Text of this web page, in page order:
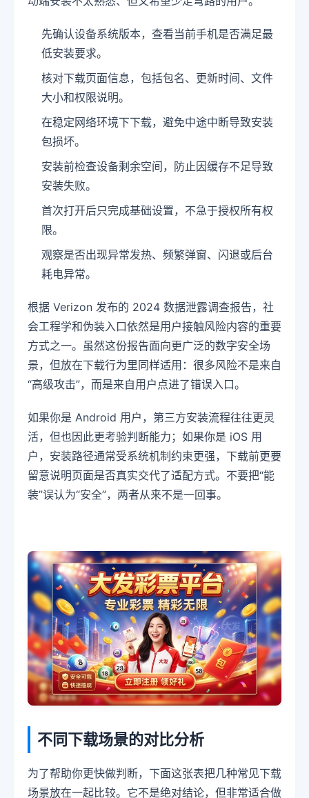
先确认设备系统版本，查看当前手机是否满足最
低安装要求。
核对下载页面信息，包括包名、更新时间、文件
大小和权限说明。
在稳定网络环境下下载，避免中途中断导致安装
包损坏。
安装前检查设备剩余空间，防止因缓存不足导致
安装失败。
首次打开后只完成基础设置，不急于授权所有权
限。
观察是否出现异常发热、频繁弹窗、闪退或后台
耗电异常。
根据 Verizon 发布的 2024 数据泄露调查报告，社
会工程学和伪装入口依然是用户接触风险内容的重要
方式之一。虽然这份报告面向更广泛的数字安全场
景，但放在下载行为里同样适用：很多风险不是来自
“高级攻击”，而是来自用户点进了错误入口。
如果你是 Android 用户，第三方安装流程往往更灵
活，但也因此更考验判断能力；如果你是 iOS 用
户，安装路径通常受系统机制约束更强，下载前更要
留意说明页面是否真实交代了适配方式。不要把“能
装”误认为“安全”，两者从来不是一回事。
不同下载场景的对比分析
为了帮助你更快做判断，下面这张表把几种常见下载
场景放在一起比较。它不是绝对结论，但非常适合做